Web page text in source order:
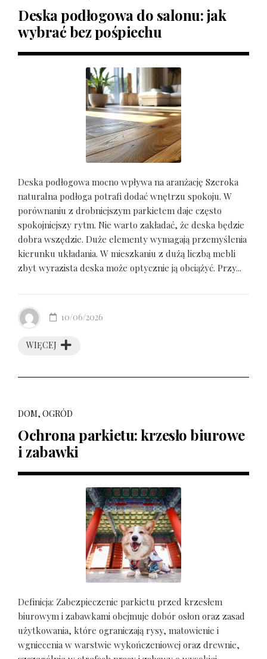
Deska podłogowa do salonu: jak
wybrać bez pośpiechu
Deska podłogowa mocno wpływa na aranżację Szeroka
naturalna podłoga potrafi dodać wnętrzu spokoju. W
porównaniu z drobniejszym parkietem daje często
spokojniejszy rytm. Nie warto zakładać, że deska będzie
dobra wszędzie. Duże elementy wymagają przemyślenia
kierunku układania. W mieszkaniu z dużą liczbą mebli
zbyt wyrazista deska może optycznie ją obciążyć. Przy...
WIĘCEJ
10/06/2026
DOM, OGRÓD
Ochrona parkietu: krzesło biurowe
i zabawki
Definicja: Zabezpieczenie parkietu przed krzesłem
biurowym i zabawkami obejmuje dobór osłon oraz zasad
użytkowania, które ograniczają rysy, matowienie i
wgniecenia w warstwie wykończeniowej oraz drewnie,